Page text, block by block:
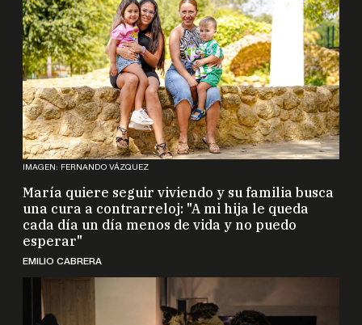
IMAGEN: FERNANDO VÁZQUEZ
María quiere seguir viviendo y su familia busca
una cura a contrarreloj: "A mi hija le queda
cada día un día menos de vida y no puedo
esperar"
EMILIO CABRERA